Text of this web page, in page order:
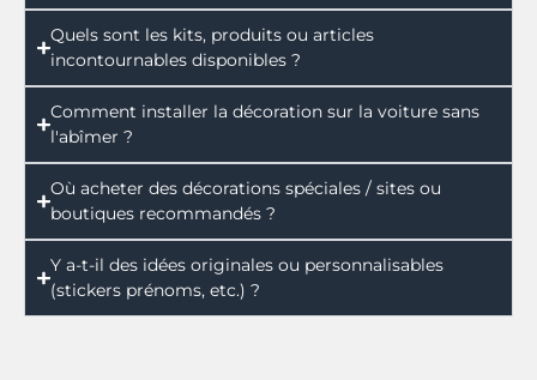
Quels sont les kits, produits ou articles
incontournables disponibles ?
Comment installer la décoration sur la voiture sans
l'abîmer ?
Où acheter des décorations spéciales / sites ou
boutiques recommandés ?
Y a-t-il des idées originales ou personnalisables
(stickers prénoms, etc.) ?